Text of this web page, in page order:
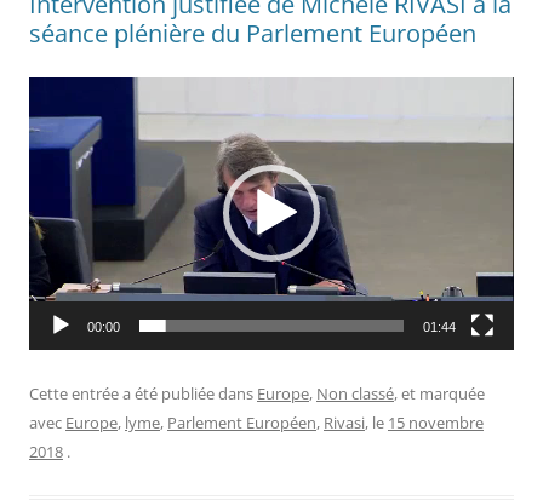
séance plénière du Parlement Européen
vidéo
00:00 01:44
Cette entrée a été publiée dans Europe, Non classé, et marquée
avec Europe, lyme, Parlement Européen, Rivasi, le 15 novembre
2018 .